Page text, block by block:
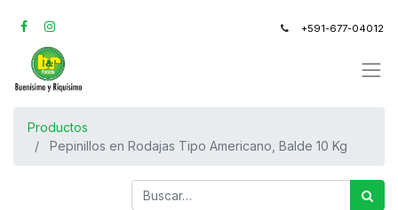
+591-677-04012
Productos
Pepinillos en Rodajas Tipo Americano, Balde 10 Kg